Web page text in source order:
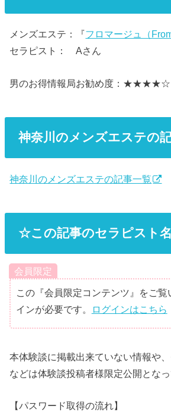
メンズエステ：『フロマージュ（
セラピスト： Aさん
男のお得情報局お勧め度：★★★★☆
神奈川のメンズエステの
神奈川のメンズエステの記事一覧
☆この記事のセラピスト
会員限定
この『会員限定コンテンツ』をご
インが必要です。
ログインはこちら
本体験談に掲載出来ていない情報や
などは体験談投稿者様限定公開となっ
【パスワード取得の流れ】